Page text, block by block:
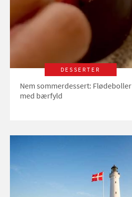
DESSERTER
Nem sommerdessert: Flødeboller
med bærfyld